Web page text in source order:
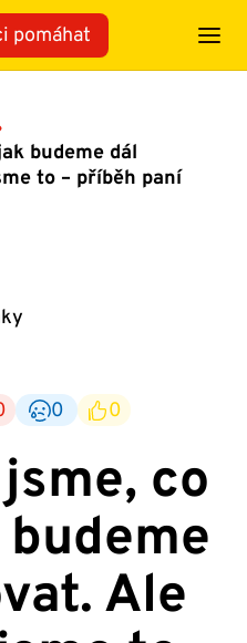
pomáhat
budeme dál
to – příběh paní
0 0
co
Ale